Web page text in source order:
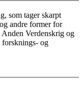
som tager skarpt
andre former for
Verdenskrig og
og